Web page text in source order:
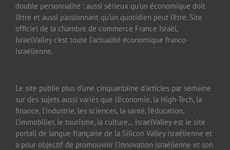
double personnalité : aussi sérieux qu’un économique doit
l’être et aussi passionnant qu’un quotidien peut l’être. Site
officiel de la chambre de commerce France Israël,
IsraelValley c’est toute l’actualité économique franco-
israélienne.
Le site publie plus d’une cinquantaine d’articles par semaine
sur des sujets aussi variés que l’économie, la High-Tech, la
finance, l’industrie, les sciences, la santé, l’éducation,
l’immobilier, le tourisme, la culture… IsraelValley est le site
portail de langue française de la Silicon Valley israélienne et
a pour objectif de promouvoir l’innovation israélienne et son